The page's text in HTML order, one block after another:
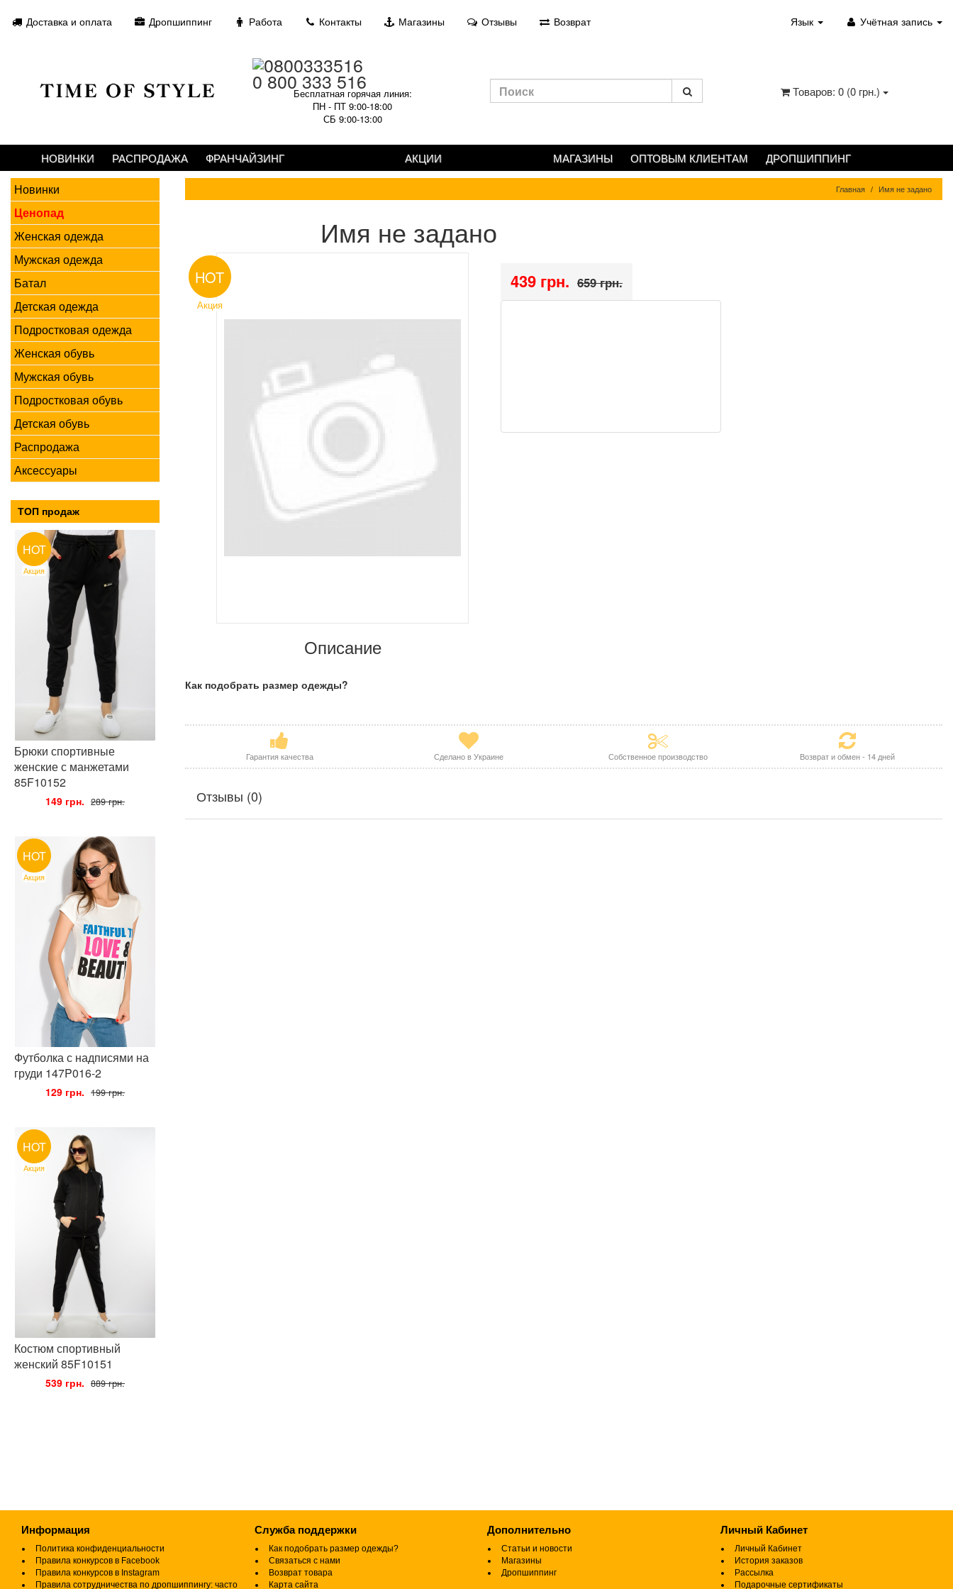
Доставка и оплата Дропшиппинг Работа Контакты Магазины Отзывы Возврат Язык Учётная запись
0 800 333 516
Бесплатная горячая линия:
ПН - ПТ 9:00-18:00
СБ 9:00-13:00
Товаров: 0 (0 грн.)
НОВИНКИ РАСПРОДАЖА ФРАНЧАЙЗИНГ АКЦИИ МАГАЗИНЫ ОПТОВЫМ КЛИЕНТАМ ДРОПШИППИНГ
Новинки
Ценопад
Женская одежда
Мужская одежда
Батал
Детская одежда
Подростковая одежда
Женская обувь
Мужская обувь
Подростковая обувь
Детская обувь
Распродажа
Аксессуары
ТОП продаж
HOT
Акция
Брюки спортивные
женские с манжетами
85F10152
149 грн. 289 грн.
HOT
Акция
Футболка с надписями на
груди 147P016-2
129 грн. 199 грн.
HOT
Акция
Костюм спортивный
женский 85F10151
539 грн. 889 грн.
Главная Имя не задано
Имя не задано
HOT
Акция
Описание
439 грн. 659 грн.
Как подобрать размер одежды?
Гарантия качества Сделано в Украине Собственное производство Возврат и обмен - 14 дней
Отзывы (0)
Информация
Политика конфиденциальности
Правила конкурсов в Facebook
Правила конкурсов в Instagram
Правила сотрудничества по дропшиппингу: часто
Служба поддержки
Как подобрать размер одежды?
Связаться с нами
Возврат товара
Карта сайта
Дополнительно
Статьи и новости
Магазины
Дропшиппинг
Личный Кабинет
Личный Кабинет
История заказов
Рассылка
Подарочные сертификаты